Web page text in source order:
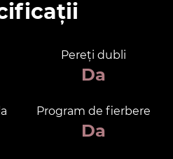
Pereți dubli
Da
Program de fierbere
Da